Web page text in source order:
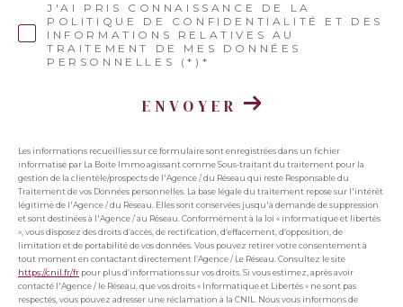
J'AI PRIS CONNAISSANCE DE LA
POLITIQUE DE CONFIDENTIALITÉ ET DES
INFORMATIONS RELATIVES AU
TRAITEMENT DE MES DONNÉES
PERSONNELLES (*)*
ENVOYER
Les informations recueillies sur ce formulaire sont enregistrées dans un fichier
informatisé par La Boite Immo agissant comme Sous-traitant du traitement pour la
gestion de la clientèle/prospects de l'Agence / du Réseau qui reste Responsable du
Traitement de vos Données personnelles. La base légale du traitement repose sur l'intérêt
légitime de l'Agence / du Réseau. Elles sont conservées jusqu'à demande de suppression
et sont destinées à l'Agence / au Réseau. Conformément à la loi « informatique et libertés
», vous disposez des droits d’accès, de rectification, d’effacement, d’opposition, de
limitation et de portabilité de vos données. Vous pouvez retirer votre consentement à
tout moment en contactant directement l’Agence / Le Réseau. Consultez le site
https://cnil.fr/fr pour plus d’informations sur vos droits. Si vous estimez, après avoir
contacté l'Agence / le Réseau, que vos droits « Informatique et Libertés » ne sont pas
respectés, vous pouvez adresser une réclamation à la CNIL. Nous vous informons de